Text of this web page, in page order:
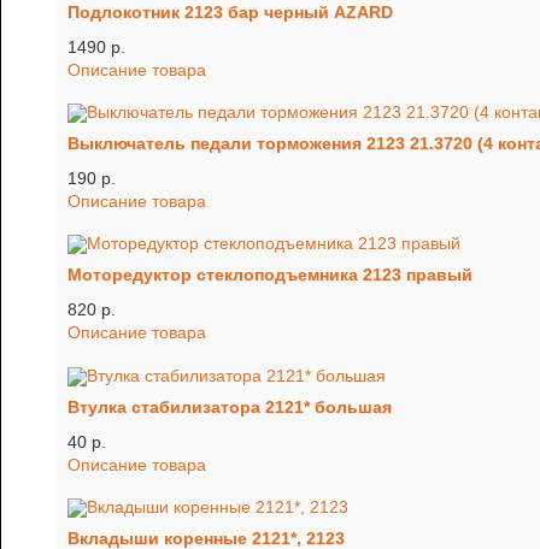
Подлокотник 2123 бар черный AZARD
1490 p.
Описание товара
Выключатель педали торможения 2123 21.3720 (4
190 p.
Описание товара
Моторедуктор стеклоподъемника 2123 правый
820 p.
Описание товара
Втулка стабилизатора 2121* большая
40 p.
Описание товара
Вкладыши коренные 2121*, 2123